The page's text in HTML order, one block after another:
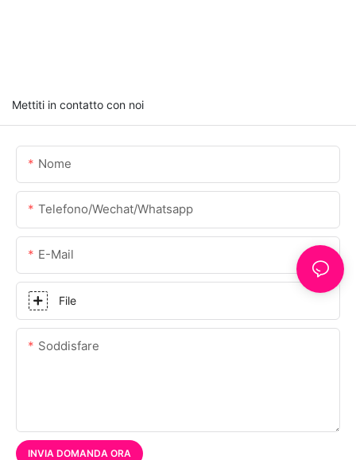
Mettiti in contatto con noi
Nome
Telefono/Wechat/Whatsapp
E-Mail
File
Soddisfare
INVIA DOMANDA ORA